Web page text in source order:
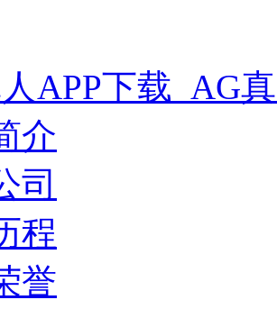
APP下载_AG
介
司
程
誉